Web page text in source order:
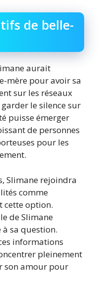
de belle-
aurait
mère pour avoir sa
sur les réseaux
le silence sur
puisse émerger
de personnes
pour les
Slimane rejoindra
comme
cette option.
de Slimane
à sa question.
informations
pleinement
son amour pour